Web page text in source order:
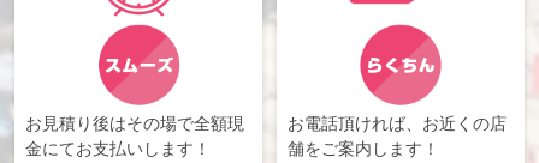
お見積り後はその場で全額現
金にてお支払いします！
お電話頂ければ、お近くの店
舗をご案内します！